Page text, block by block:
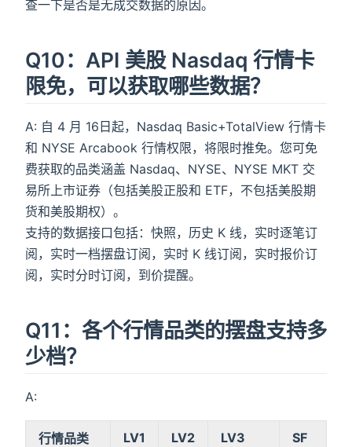
查一下是否是无成交数据的原因。
Q10：API 美股 Nasdaq 行情卡
限免，可以获取哪些数据？
A: 自 4 月 16日起，Nasdaq Basic+TotalView 行情卡
和 NYSE Arcabook 行情权限，将限时推免。您可免
费获取的品类涵盖 Nasdaq、NYSE、NYSE MKT 交
易所上市证券（包括美股正股和 ETF，不包括美股期
货和美股期权）。
支持的数据接口包括：快照，历史 K 线，实时逐笔订
阅，实时一档摆盘订阅，实时 K 线订阅，实时报价订
阅，实时分时订阅，到价提醒。
Q11：各个行情品类的摆盘支持多
少档？
A:
行情品类 LV1 LV2 LV3 SF